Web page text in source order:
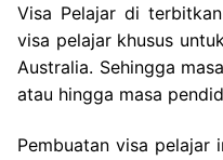
Visa Pelajar di
visa pelajar khusus
Australia. Sehingga
atau hingga masa
Pembuatan visa pelajar